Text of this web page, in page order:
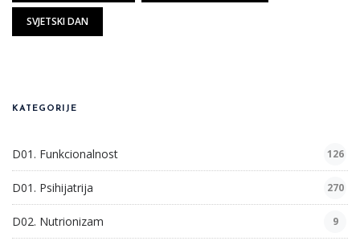
SVJETSKI DAN
KATEGORIJE
D01. Funkcionalnost 126
D01. Psihijatrija 270
D02. Nutrionizam 9